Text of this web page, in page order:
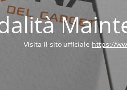
Visita il sito ufficiale https://